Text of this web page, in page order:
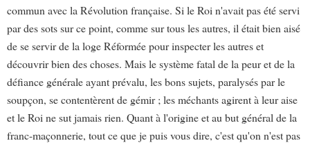
commun avec la Révolution française. Si le Roi n'avait pas été servi
par des sots sur ce point, comme sur tous les autres, il était bien aisé
de se servir de la loge Réformée pour inspecter les autres et
découvrir bien des choses. Mais le système fatal de la peur et de la
défiance générale ayant prévalu, les bons sujets, paralysés par le
soupçon, se contentèrent de gémir ; les méchants agirent à leur aise
et le Roi ne sut jamais rien. Quant à l'origine et au but général de la
franc-maçonnerie, tout ce que je puis vous dire, c'est qu'on n'est pas